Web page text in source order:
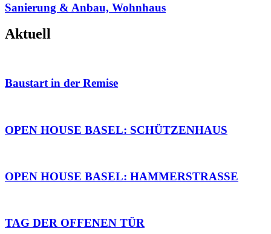
Sanierung & Anbau, Wohnhaus
Aktuell
Baustart in der Remise
OPEN HOUSE BASEL: SCHÜTZENHAUS
OPEN HOUSE BASEL: HAMMERSTRASSE
TAG DER OFFENEN TÜR